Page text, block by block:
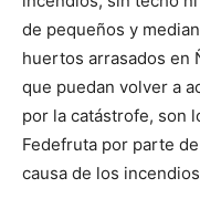
de pequeños y
huertos arrasados en
que puedan volver a
por la catástrofe, son
Fedefruta por parte
causa de los